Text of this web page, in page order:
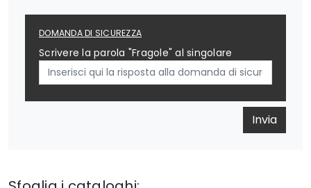
DOMANDA DI SICUREZZA
Scrivere la parola "Fragole" al singolare
Invia